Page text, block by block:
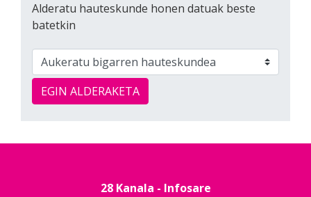
Alderatu hauteskunde honen datuak beste
batetkin
EGIN ALDERAKETA
28 Kanala - Infosare